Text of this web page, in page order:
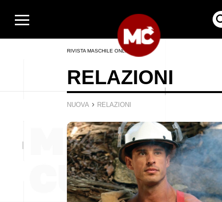
RIVISTA MASCHILE ONLINE
RELAZIONI
NUOVA › RELAZIONI